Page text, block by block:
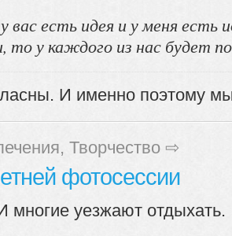
вас есть идея и у меня есть
то у каждого из нас будет
И именно поэтому мы
, Творчество ⇨
фотосессии
многие уезжают отдыхать.